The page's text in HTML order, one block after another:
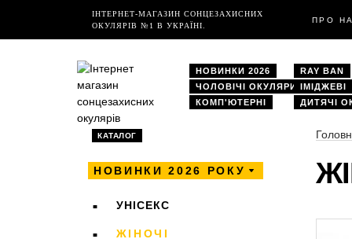
ІНТЕРНЕТ-МАГАЗИН СОНЦЕЗАХИСНИХ
ОКУЛЯРІВ №1 В УКРАЇНІ.
ПРО
НОВИНКИ 2026 RAY BAN
ЧОЛОВІЧІ ОКУЛЯРИ
ІМІДЖЕВІ
КОМП'ЮТЕРНІ
ДИТЯЧІ
КАТАЛОГ
НОВИНКИ 2026 РОКУ
УНІСЕКС
ЖІНОЧІ